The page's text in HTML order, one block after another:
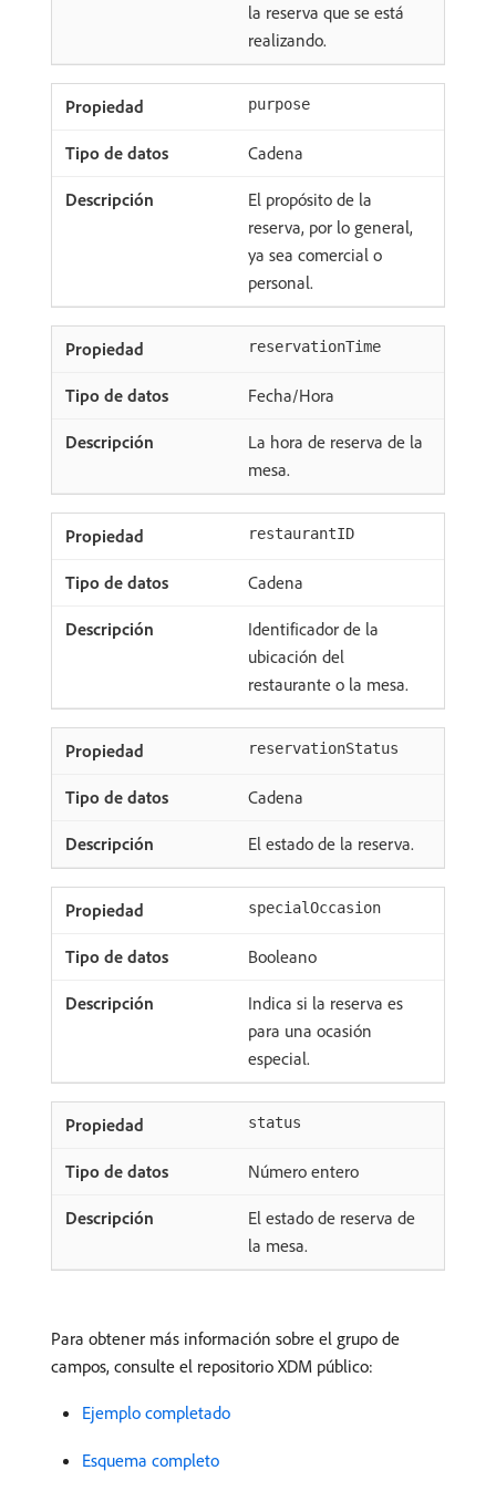
la reserva que se está
realizando.
purpose
Cadena
El propósito de la
reserva, por lo general,
ya sea comercial o
personal.
reservationTime
Fecha/Hora
La hora de reserva de la
mesa.
restaurantID
Cadena
Identificador de la
ubicación del
restaurante o la mesa.
reservationStatus
Cadena
El estado de la reserva.
specialOccasion
Booleano
Indica si la reserva es
para una ocasión
especial.
status
Número entero
El estado de reserva de
la mesa.
Para obtener más información sobre el grupo de
campos, consulte el repositorio XDM público:
Ejemplo completado
Esquema completo